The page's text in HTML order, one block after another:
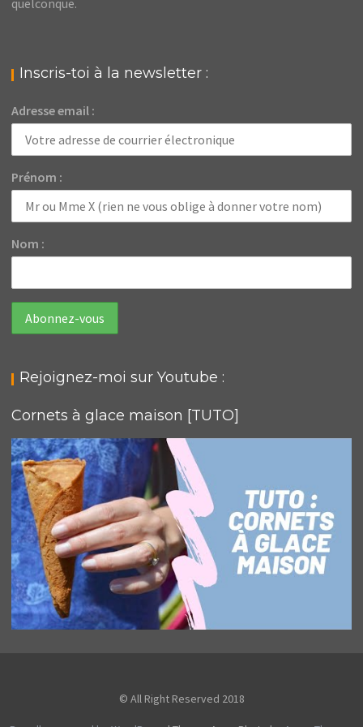
quelconque.
Inscris-toi à la newsletter :
Adresse email :
Prénom :
Nom :
Rejoignez-moi sur Youtube :
Cornets à glace maison [TUTO]
© All Right Reserved 2018